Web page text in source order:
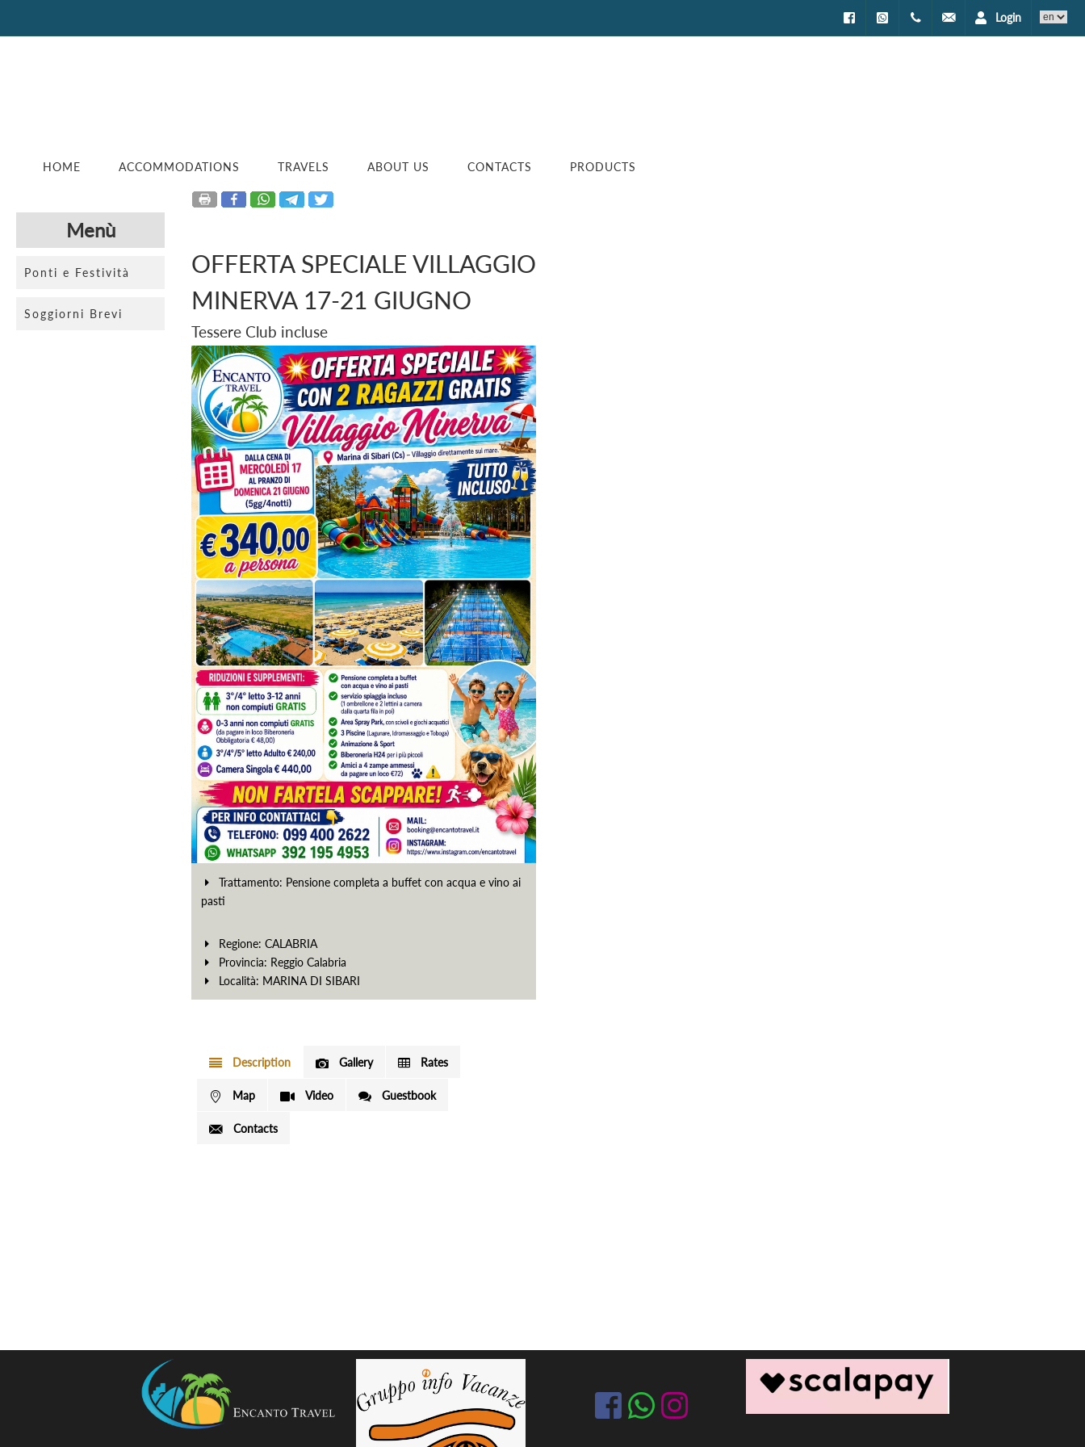
Facebook WhatsApp0994002622 Login
HOME ACCOMMODATIONS TRAVELS ABOUT US CONTACTS PRODUCTS
Menù
Ponti e Festività
Soggiorni Brevi
OFFERTA SPECIALE VILLAGGIO
MINERVA 17-21 GIUGNO
Tessere Club incluse
Trattamento: Pensione completa a buffet con acqua e vino ai
pasti
Regione: CALABRIA
Provincia: Reggio Calabria
Località: MARINA DI SIBARI
Description Gallery Rates
Map Video Guestbook
Contacts